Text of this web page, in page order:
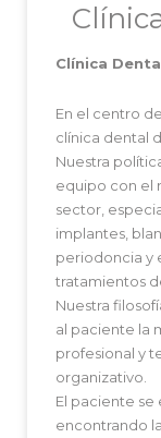
Clínica
En el centro
clínica dental
Nuestra
equipo con el
sector,
implantes,
periodoncia y
tratamientos
Nuestra
al paciente la
profesional y
organizativo.
El paciente se
encontrando